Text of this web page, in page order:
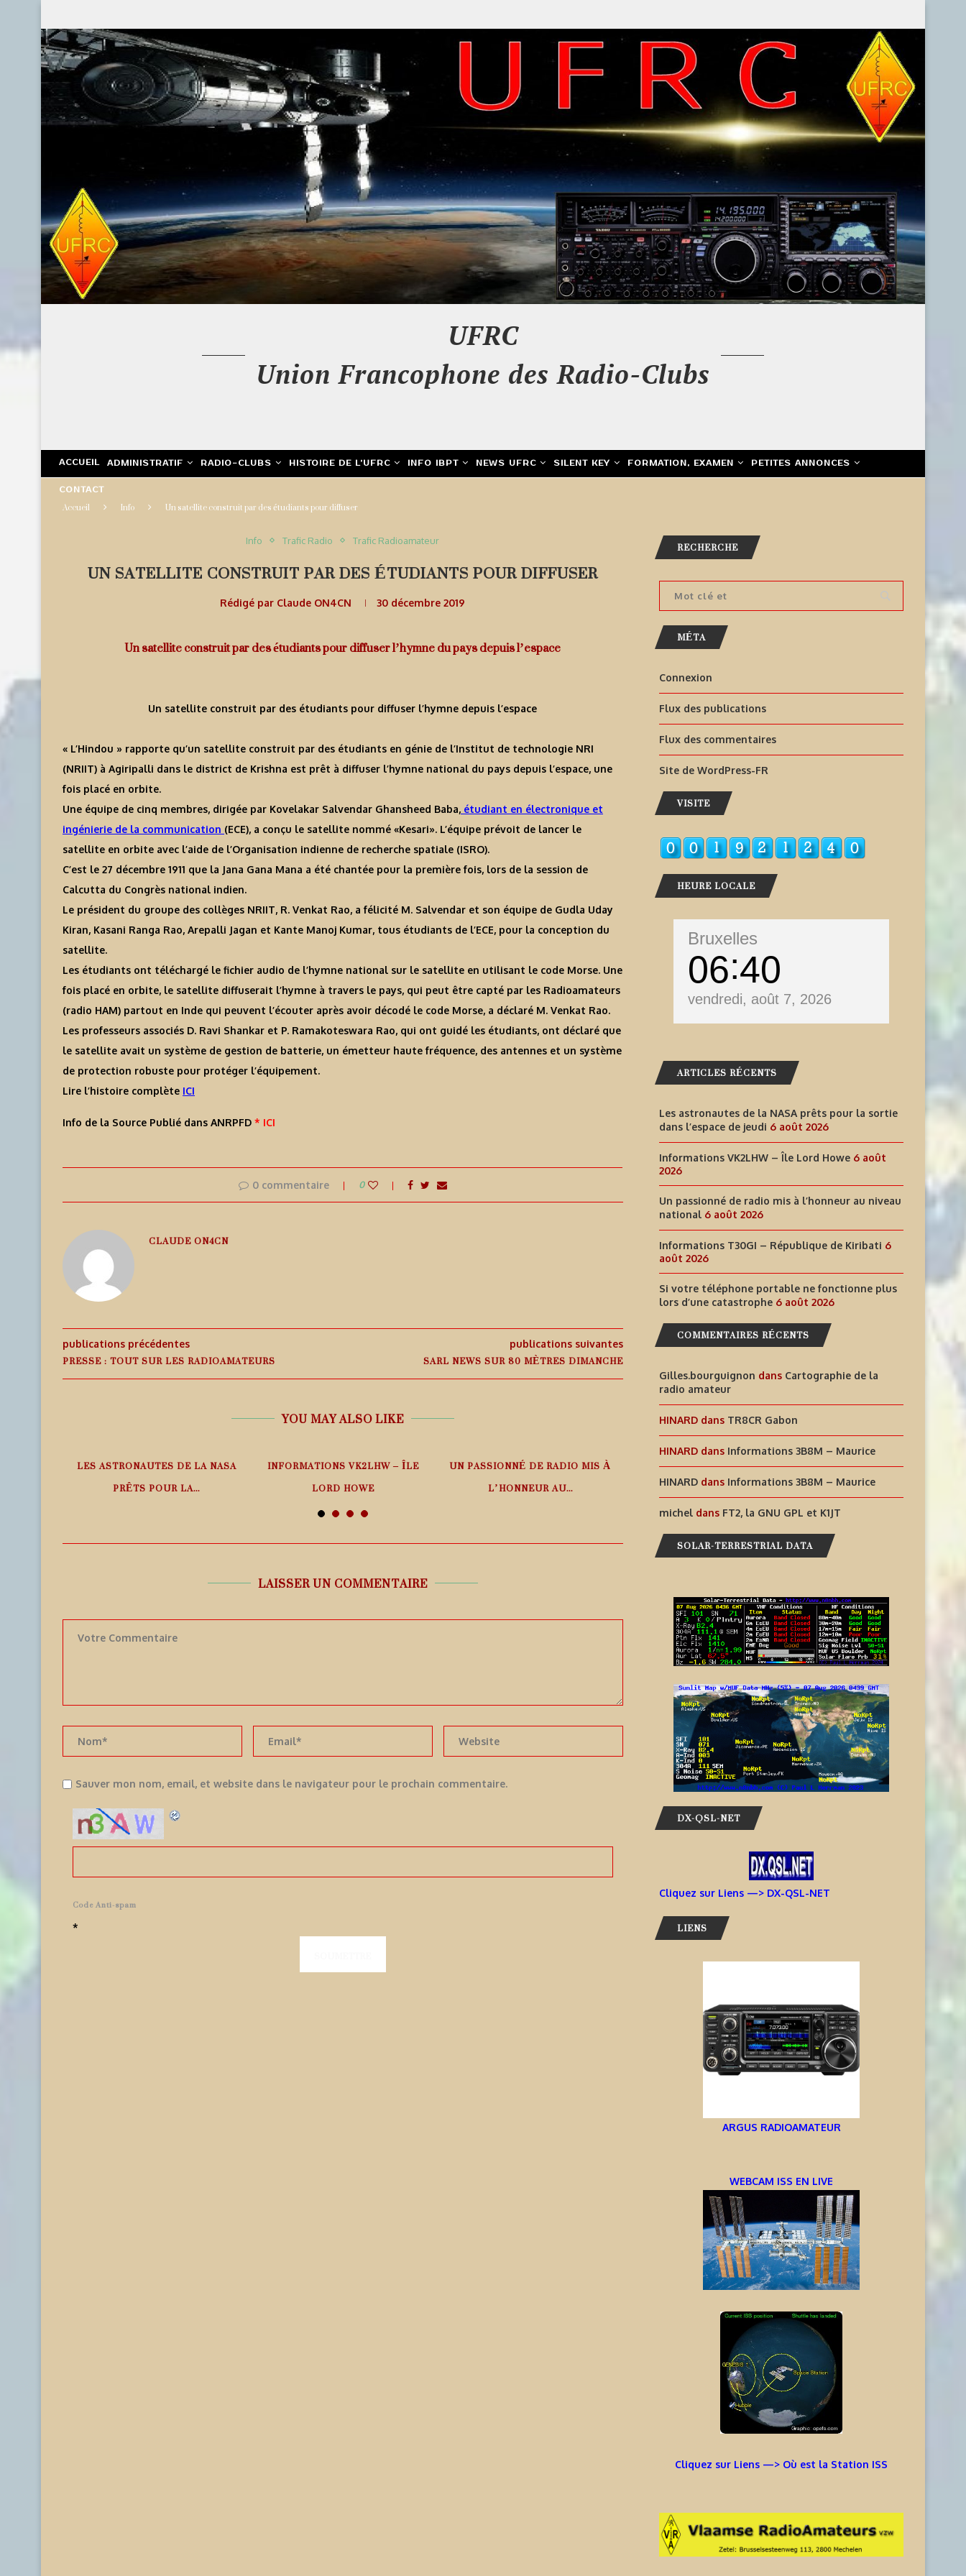
UFRC
Union Francophone des Radio-Clubs
ACCUEIL ADMINISTRATIF RADIO-CLUBS HISTOIRE DE L’UFRC INFO IBPT NEWS UFRC SILENT KEY FORMATION, EXAMEN PETITES ANNONCES
CONTACT
Accueil Info Un satellite construit par des étudiants pour diffuser
Info Trafic Radio Trafic Radioamateur
UN SATELLITE CONSTRUIT PAR DES ÉTUDIANTS POUR DIFFUSER
Rédigé par Claude ON4CN 30 décembre 2019
Un satellite construit par des étudiants pour diffuser l’hymne du pays depuis l’espace
Un satellite construit par des étudiants pour diffuser l’hymne depuis l’espace
« L’Hindou » rapporte qu’un satellite construit par des étudiants en génie de l’Institut de technologie NRI
(NRIIT) à Agiripalli dans le district de Krishna est prêt à diffuser l’hymne national du pays depuis l’espace, une
fois placé en orbite.
Une équipe de cinq membres, dirigée par Kovelakar Salvendar Ghansheed Baba, étudiant en électronique et
ingénierie de la communication (ECE), a conçu le satellite nommé «Kesari». L’équipe prévoit de lancer le
satellite en orbite avec l’aide de l’Organisation indienne de recherche spatiale (ISRO).
C’est le 27 décembre 1911 que la Jana Gana Mana a été chantée pour la première fois, lors de la session de
Calcutta du Congrès national indien.
Le président du groupe des collèges NRIIT, R. Venkat Rao, a félicité M. Salvendar et son équipe de Gudla Uday
Kiran, Kasani Ranga Rao, Arepalli Jagan et Kante Manoj Kumar, tous étudiants de l’ECE, pour la conception du
satellite.
Les étudiants ont téléchargé le fichier audio de l’hymne national sur le satellite en utilisant le code Morse. Une
fois placé en orbite, le satellite diffuserait l’hymne à travers le pays, qui peut être capté par les Radioamateurs
(radio HAM) partout en Inde qui peuvent l’écouter après avoir décodé le code Morse, a déclaré M. Venkat Rao.
Les professeurs associés D. Ravi Shankar et P. Ramakoteswara Rao, qui ont guidé les étudiants, ont déclaré que
le satellite avait un système de gestion de batterie, un émetteur haute fréquence, des antennes et un système
de protection robuste pour protéger l’équipement.
Lire l’histoire complète ICI
Info de la Source Publié dans ANRPFD * ICI
0 commentaire 0
CLAUDE ON4CN
publications précédentes
PRESSE : TOUT SUR LES RADIOAMATEURS
publications suivantes
SARL NEWS SUR 80 MÈTRES DIMANCHE
YOU MAY ALSO LIKE
LES ASTRONAUTES DE LA NASA
PRÊTS POUR LA...
INFORMATIONS VK2LHW – ÎLE
LORD HOWE
6 août 2026
UN PASSIONNÉ DE RADIO MIS À
L’HONNEUR AU...
INFORMATIONS T30GI –
RÉPUBLIQUE DE KIRIBATI
6 août 2026
SI VOTRE TÉLÉPHONE
NE FONCTIONNE PLUS
LAISSER UN COMMENTAIRE
Sauver mon nom, email, et website dans le navigateur pour le prochain commentaire.
Code Anti-spam
*
RECHERCHE
MÉTA
Connexion
Flux des publications
Flux des commentaires
Site de WordPress-FR
VISITE
HEURE LOCALE
Bruxelles
06 40
vendredi, août 7, 2026
ARTICLES RÉCENTS
Les astronautes de la NASA prêts pour la sortie
dans l’espace de jeudi 6 août 2026
Informations VK2LHW – Île Lord Howe 6 août
2026
Un passionné de radio mis à l’honneur au niveau
national 6 août 2026
Informations T30GI – République de Kiribati 6
août 2026
Si votre téléphone portable ne fonctionne plus
lors d’une catastrophe 6 août 2026
COMMENTAIRES RÉCENTS
Gilles.bourguignon dans Cartographie de la
radio amateur
HINARD dans TR8CR Gabon
HINARD dans Informations 3B8M – Maurice
HINARD dans Informations 3B8M – Maurice
michel dans FT2, la GNU GPL et K1JT
SOLAR-TERRESTRIAL DATA
DX-QSL-NET
Cliquez sur Liens —> DX-QSL-NET
LIENS
ARGUS RADIOAMATEUR
WEBCAM ISS EN LIVE
Cliquez sur Liens —> Où est la Station ISS